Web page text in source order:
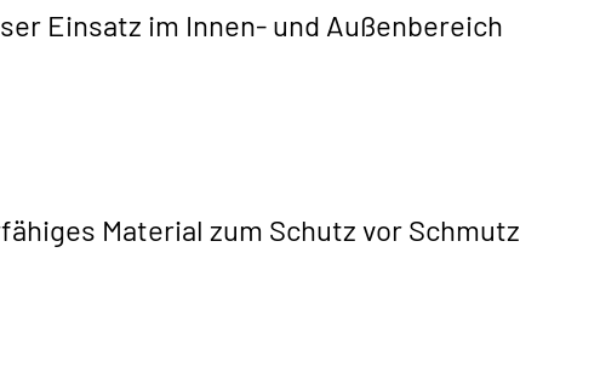
Einsatz im Innen- und Außenbereich
Material zum Schutz vor Schmutz